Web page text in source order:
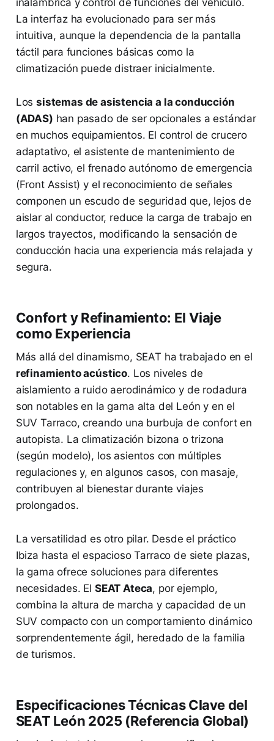
La interfaz ha evolucionado para ser más
intuitiva, aunque la dependencia de la pantalla
táctil para funciones básicas como la
climatización puede distraer inicialmente.
Lossistemas de asistencia a la conducción
(ADAS) han pasado de ser opcionales a estándar
en muchos equipamientos. El control de crucero
adaptativo, el asistente de mantenimiento de
carril activo, el frenado autónomo de emergencia
(Front Assist) y el reconocimiento de señales
componen un escudo de seguridad que, lejos de
aislar al conductor, reduce la carga de trabajo en
largos trayectos, modificando la sensación de
conducción hacia una experiencia más relajada y
segura.
Confort y Refinamiento: El Viaje
como Experiencia
Más allá del dinamismo, SEAT ha trabajado en el
refinamiento acústico. Los niveles de
aislamiento a ruido aerodinámico y de rodadura
son notables en la gama alta del León y en el
SUV Tarraco, creando una burbuja de confort en
autopista. La climatización bizona o trizona
(según modelo), los asientos con múltiples
regulaciones y, en algunos casos, con masaje,
contribuyen al bienestar durante viajes
prolongados.
La versatilidad es otro pilar. Desde el práctico
Ibiza hasta el espacioso Tarraco de siete plazas,
la gama ofrece soluciones para diferentes
necesidades. El SEAT Ateca, por ejemplo,
combina la altura de marcha y capacidad de un
SUV compacto con un comportamiento dinámico
sorprendentemente ágil, heredado de la familia
de turismos.
Especificaciones Técnicas Clave del
SEAT León 2025 (Referencia Global)